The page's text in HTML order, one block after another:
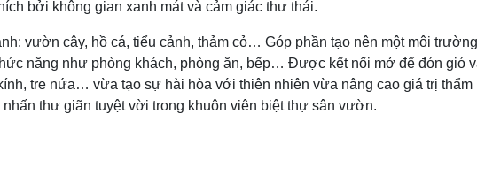
bởi không gian xanh mát và cảm giác thư thái.
vườn cây, hồ cá, tiểu cảnh, thảm cỏ… Góp phần tạo nên một môi
năng như phòng khách, phòng ăn, bếp… Được kết nối mở để đón gió
tre nứa… vừa tạo sự hài hòa với thiên nhiên vừa nâng cao giá trị thẩm
thư giãn tuyệt vời trong khuôn viên biệt thự sân vườn.